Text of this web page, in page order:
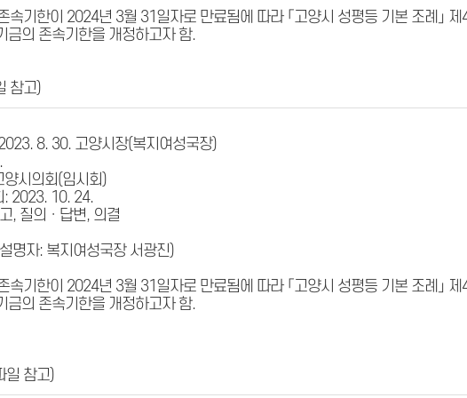
기한이 2024년 3월 31일자로 만료됨에 따라 「고양시 성평등 기본 조례」 제
금의 존속기한을 개정하고자 함.
참고)
8. 30. 고양시장(복지여성국장)
시의회(임시회)
2023. 10. 24.
, 질의ㆍ답변, 의결
명자: 복지여성국장 서광진)
기한이 2024년 3월 31일자로 만료됨에 따라 「고양시 성평등 기본 조례」 제
금의 존속기한을 개정하고자 함.
일 참고)